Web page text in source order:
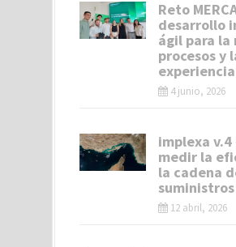
Reto
desarrollo
ágil para la
procesos y
experiencia
4 junio, 2026
implexa v.4
medir la
la cadena
suministros
12 abril, 2026